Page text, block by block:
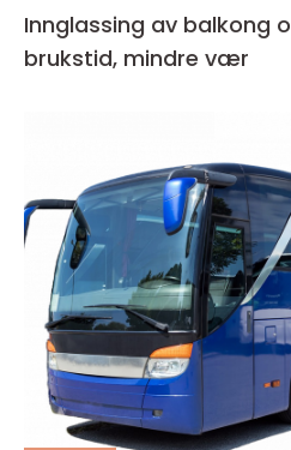
Innglassing av balkong
brukstid, mindre vær